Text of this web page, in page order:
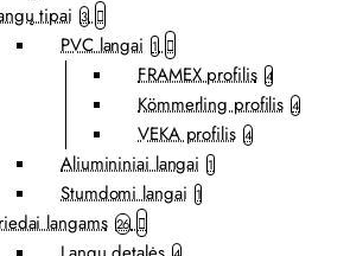
tipai 3
PVC langai 1
FRAMEX profilis 4
Kömmerling profilis 4
VEKA profilis 4
Aliumininiai langai 1
Stumdomi langai 1
langams 26